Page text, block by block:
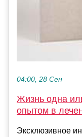
04:00, 28 Сен
Жизнь одна
опытом в
Эксклюзивное